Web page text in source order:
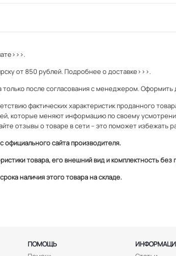
от 850 рублей. Подробнее о доставке>>>.
после согласования с менеджером.
фактических характеристик проданного
которые меняют информацию по своему
отзывы о товаре в сети – это поможет избежать
официального сайта производителя.
товара, его внешний вид и комплектность
наличия этого товара на складе.
ПОМОЩЬ